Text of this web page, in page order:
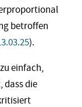
betroffen
).
einfach,
dass die